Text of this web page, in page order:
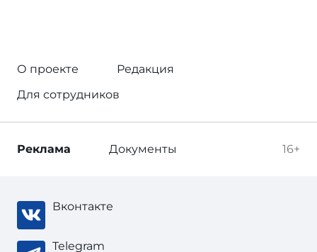
О проекте
Редакция
Для сотрудников
16+
Реклама Документы
Вконтакте
Telegram